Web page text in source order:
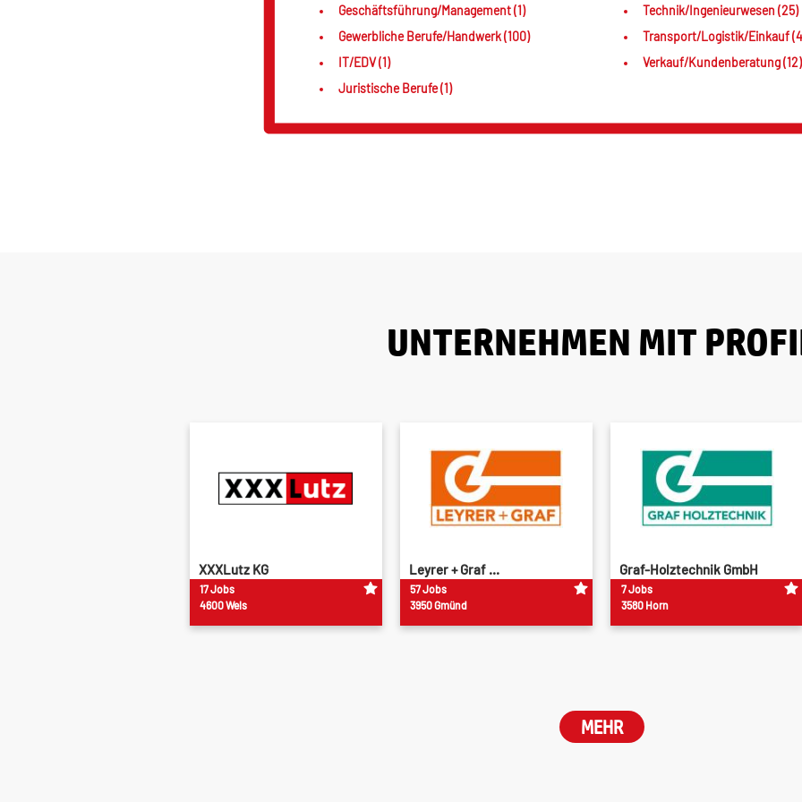
Geschäftsführung/Management (1)
Gewerbliche Berufe/Handwerk (100)
IT/EDV (1)
Juristische Berufe (1)
Technik/Ingenieurwesen (25)
Transport/Logistik/Einkauf
Verkauf/Kundenberatung (12)
UNTERNEHMEN MIT
XXXLutz KG
17 Jobs
4600 Wels
Leyrer + Graf ...
57 Jobs
3950 Gmünd
Graf-Holztechnik GmbH
7 Jobs
3580 Horn
MEHR